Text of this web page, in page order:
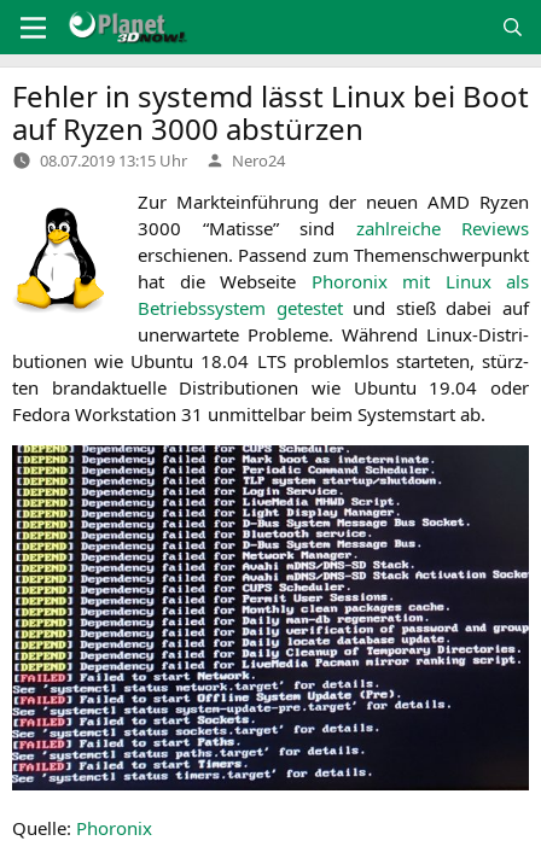
Inhalt
springen
Fehler in systemd lässt Linux bei Boot
auf Ryzen 3000 abstürzen
08.07.2019 13:15 Uhr Verfasst
von
Nero24
Zur Markt­ein­füh­rung der neu­en AMD Ryzen
3000 “Matis­se” sind zahl­rei­che Reviews
erschie­nen. Pas­send zum The­men­schwer­punkt
hat die Web­sei­te Pho­ro­nix mit Linux als
Betriebs­sys­tem getes­tetund stieß dabei auf
uner­war­te­te Pro­ble­me. Wäh­rend Linux-Dis­tri­
bu­tio­nen wie Ubun­tu 18.04 LTSpro­blem­los star­te­ten, stürz­
ten brand­ak­tu­el­le Dis­tri­bu­tio­nen wie Ubun­tu 19.04 oder
Fedo­ra Work­sta­tion 31 unmit­tel­bar beim Sys­tem­start ab.
Quel­le: Pho­ro­nix